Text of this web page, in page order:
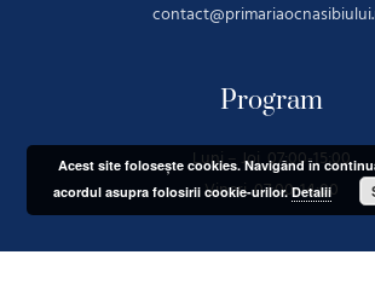
Program
Luni – Joi 07:00-15:00
Vineri 07:00-14:00
Acest site foloseşte cookies. Navigând în
acordul asupra folosirii cookie-urilor.Detalii